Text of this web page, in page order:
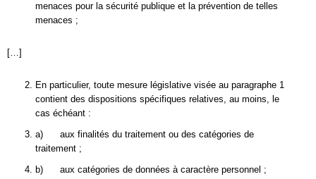
menaces pour la sécurité publique et la prévention de telles
menaces ;
[…]
En particulier, toute mesure législative visée au paragraphe 1
contient des dispositions spécifiques relatives, au moins, le
cas échéant :
a) aux finalités du traitement ou des catégories de
traitement ;
b) aux catégories de données à caractère personnel ;